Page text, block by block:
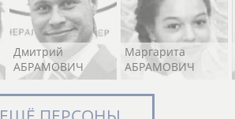
Дмитрий
АБРАМОВИЧ
Маргарита
АБРАМОВИЧ